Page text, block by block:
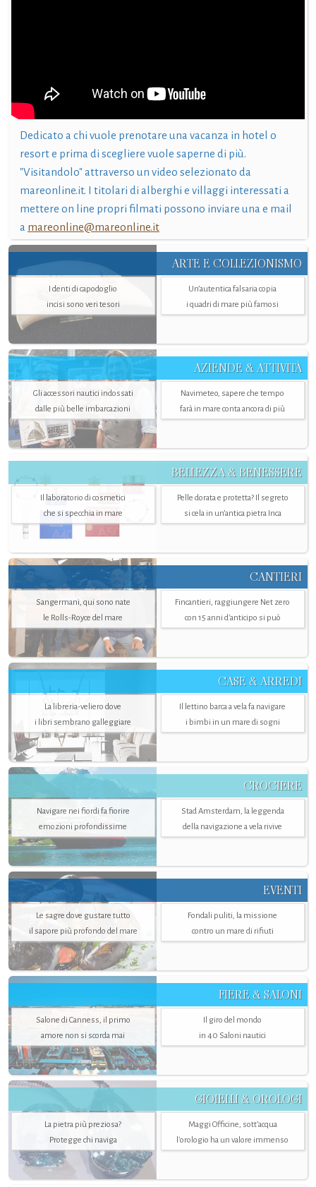
Dedicato a chi vuole prenotare una vacanza in hotel o
resort e prima di scegliere vuole saperne di più.
"Visitandolo" attraverso un video selezionato da
mareonline.it. I titolari di alberghi e villaggi interessati a
mettere on line propri filmati possono inviare una e mail
a mareonline@mareonline.it
ARTE E COLLEZIONISMO
I denti di capodoglio
incisi sono veri tesori
Un’autentica falsaria copia
i quadri di mare più famosi
AZIENDE & ATTIVITÀ
Gli accessori nautici indossati
dalle più belle imbarcazioni
Navimeteo, sapere che tempo
farà in mare conta ancora di più
BELLEZZA & BENESSERE
Il laboratorio di cosmetici
che si specchia in mare
Pelle dorata e protetta? Il segreto
si cela in un’antica pietra Inca
CANTIERI
Sangermani, qui sono nate
le Rolls-Royce del mare
Fincantieri, raggiungere Net zero
con 15 anni d'anticipo si può
CASE & ARREDI
La libreria-veliero dove
i libri sembrano galleggiare
Il lettino barca a vela fa navigare
i bimbi in un mare di sogni
CROCIERE
Navigare nei fiordi fa fiorire
emozioni profondissime
Stad Amsterdam, la leggenda
della navigazione a vela rivive
EVENTI
Le sagre dove gustare tutto
il sapore più profondo del mare
Fondali puliti, la missione
contro un mare di rifiuti
FIERE & SALONI
Salone di Canness, il primo
amore non si scorda mai
Il giro del mondo
in 40 Saloni nautici
GIOIELLI & OROLOGI
La pietra più preziosa?
Protegge chi naviga
Maggi Officine, sott’acqua
l'orologio ha un valore immenso